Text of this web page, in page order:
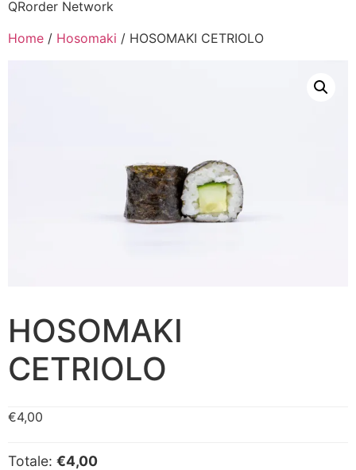
QRorder Network
Home / Hosomaki / HOSOMAKI CETRIOLO
HOSOMAKI
CETRIOLO
€4,00
Totale: €4,00